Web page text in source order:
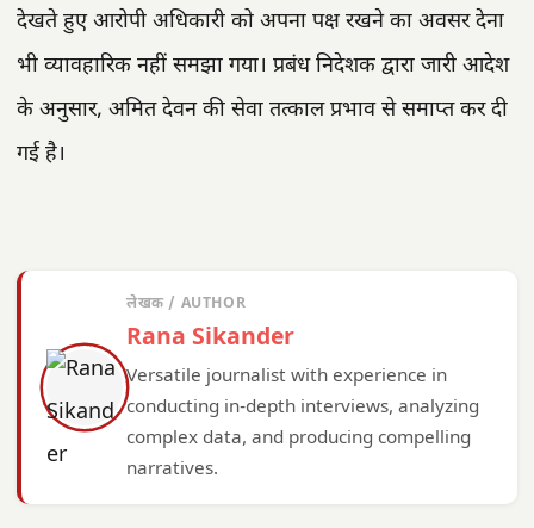
देखते हुए आरोपी अधिकारी को अपना पक्ष रखने का अवसर देना
भी व्यावहारिक नहीं समझा गया। प्रबंध निदेशक द्वारा जारी आदेश
के अनुसार, अमित देवन की सेवा तत्काल प्रभाव से समाप्त कर दी
गई है।
लेखक / AUTHOR
Rana Sikander
Versatile journalist with experience in
conducting in-depth interviews, analyzing
complex data, and producing compelling
narratives.